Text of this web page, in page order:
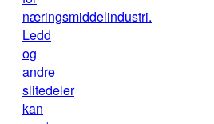
næringsmiddelindustri.
Ledd
og
andre
slitedeler
kan